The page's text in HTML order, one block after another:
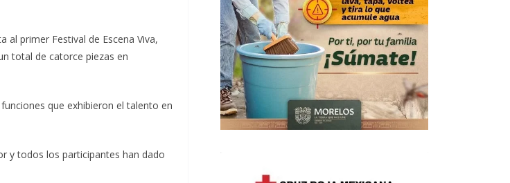
al primer Festival de Escena Viva,
total de catorce piezas en
que exhibieron el talento en
y todos los participantes han dado